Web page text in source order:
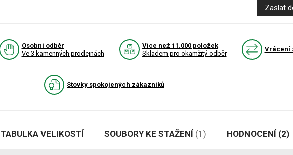
Zaslat
Osobní odběr
Ve 3 kamenných prodejnách
Více než 11.000 položek
Skladem pro okamžitý odběr
Vrácení
Stovky spokojených zákazníků
TABULKA VELIKOSTÍ SOUBORY KE STAŽENÍ (1) HODNOCENÍ (2)